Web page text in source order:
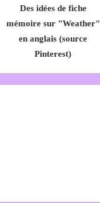
Des idées de fiche
mémoire sur "Weather"
en anglais (source
Pinterest)